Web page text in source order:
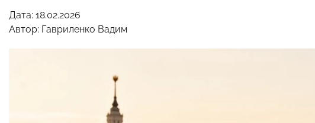
Дата: 18.02.2026
Автор: Гавриленко Вадим